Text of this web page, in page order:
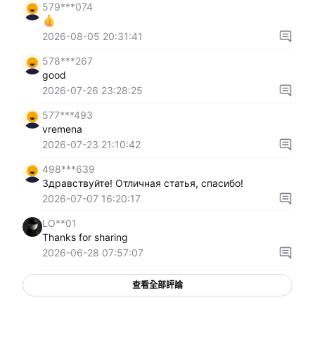
579***074
2026-08-05 20:31:41
578***267
good
2026-07-26 23:28:25
577***493
vremena
2026-07-23 21:10:42
498***639
Здравствуйте! Отличная статья, спасибо!
2026-07-07 16:20:17
LO**01
Thanks for sharing
2026-06-28 07:57:07
查看全部評論